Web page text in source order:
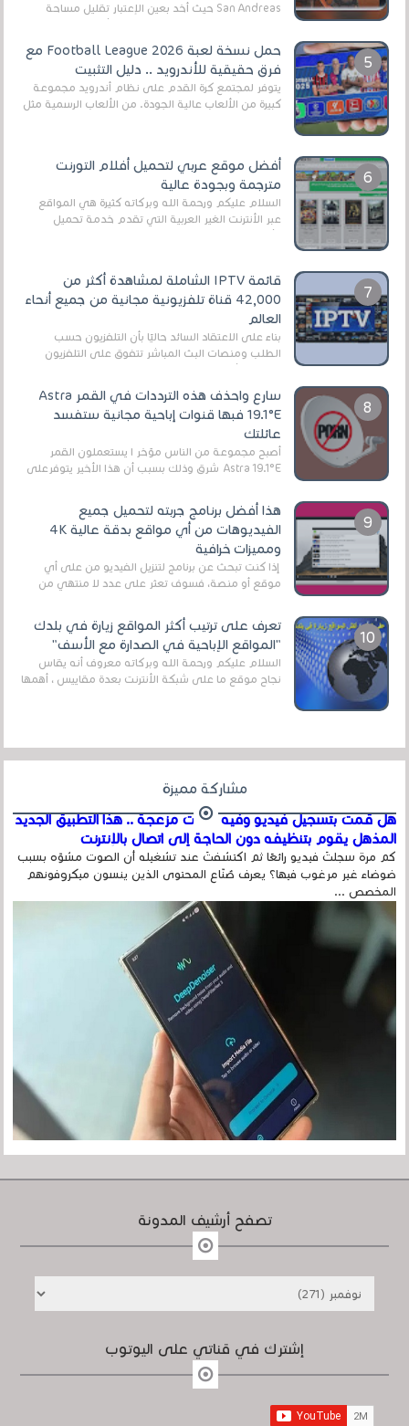
San Andreas حيث أخد بعين الإعتبار تقليل مساحة
حمل نسخة لعبة Football League 2026 مع
فرق حقيقية للأندرويد .. دليل التثبيت
يتوفر لمجتمع كرة القدم على نظام أندرويد مجموعة
كبيرة من الألعاب عالية الجودة. من الألعاب الرسمية مثل
أفضل موقع عربي لتحميل أفلام التورنت
مترجمة وبجودة عالية
السلام عليكم ورحمة الله وبركاته كثيرة هي المواقع
عبر الأنترنت الغير العربية التي تقدم خدمة تحميل
قائمة IPTV الشاملة لمشاهدة أكثر من
42,000 قناة تلفزيونية مجانية من جميع أنحاء
العالم
بناءً على الاعتقاد السائد حاليًا بأن التلفزيون حسب
الطلب ومنصات البث المباشر تتفوق على التلفزيون
سارع واحذف هذه الترددات في القمر Astra
19.1°E فبها قنوات إباحية مجانية ستفسد
عائلتك
أصبح مجموعة من الناس مؤخر ا يستعملون القمر
Astra 19.1°E شرق وذلك بسبب أن هذا الأخير يتوفرعلى
هذا أفضل برنامج جربته لتحميل جميع
الفيديوهات من أي مواقع بدقة عالية 4K
ومميزات خرافية
إذا كنت تبحث عن برنامج لتنزيل الفيديو من على أي
موقع أو منصة، فسوف تعثر على عدد لا منتهي من
تعرف على ترتيب أكثر المواقع زيارة في بلدك
"المواقع الإباحية في الصدارة مع الأسف"
السلام عليكم ورحمة الله وبركاته معروف أنه يقاس
نجاح موقع ما على شبكة الأنترنت بعدة مقاييس ، أهمها
مشاركة مميزة
هل قمت بتسجيل فيديو وفيه أصوت مزعجة .. هذا التطبيق الجديد
المذهل يقوم بتنظيفه دون الحاجة إلى اتصال بالإنترنت
كم مرة سجلتَ فيديو رائعًا ثم اكتشفتَ عند تشغيله أن الصوت مشوّه بسبب
ضوضاء غير مرغوب فيها؟ يعرف صُنّاع المحتوى الذين ينسون ميكروفونهم
المخصص ...
تصفح أرشيف المدونة
إشترك في قناتي على اليوتوب